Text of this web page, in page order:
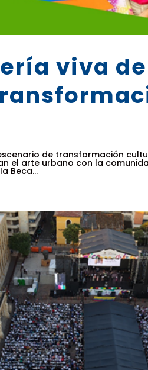
viva
de transformación
el arte urbano con la
Beca...